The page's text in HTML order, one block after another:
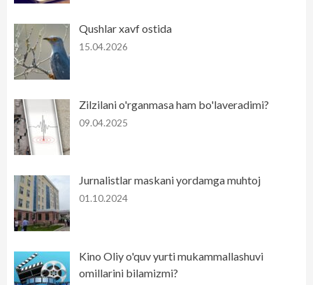
Qushlar xavf ostida
15.04.2026
Zilzilani o'rganmasa ham bo'laveradimi?
09.04.2025
Jurnalistlar maskani yordamga muhtoj
01.10.2024
Kino Oliy o'quv yurti mukammallashuvi
omillarini bilamizmi?